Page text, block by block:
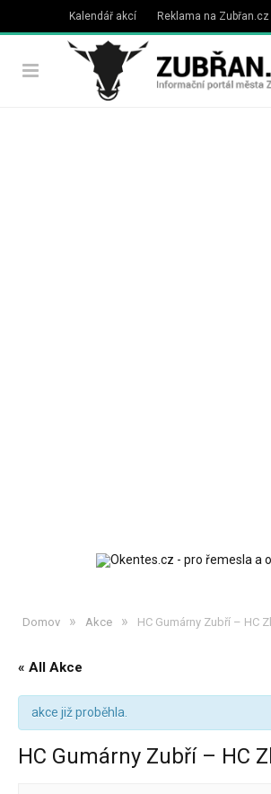
Kalendář akcí Reklama na Zubřan.cz
Domov » Akce » HC Gumárny Zubří – HC
« All Akce
akce již proběhla.
HC Gumárny Zubří – HC